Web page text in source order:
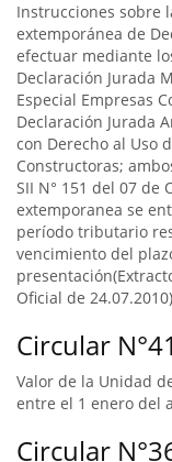
Instrucciones sobre
extemporánea de
efectuar mediante
Declaración Jurada
Especial Empresas
Declaración Jurada
con Derecho al Uso
Constructoras;
SII N° 151 del 07 de
extemporanea se
período tributario
vencimiento del
Oficial de
Circular
Valor de la Unidad
entre el 1 enero del
Circular